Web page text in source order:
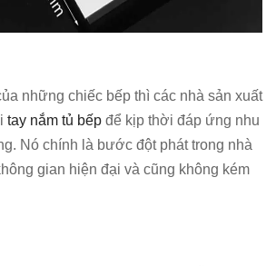
những chiếc bếp thì các nhà sản xuất
tay nắm tủ bếp để kịp thời đáp ứng nhu
Nó chính là bước đột phát trong nhà
gian hiện đại và cũng không kém